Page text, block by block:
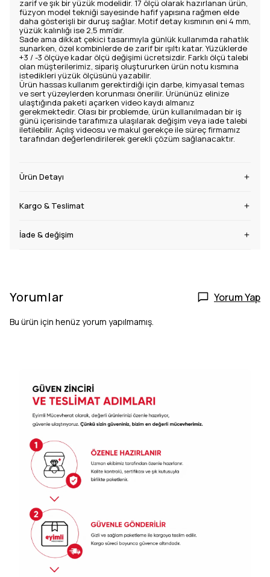
zarif ve şık bir yüzük modelidir. 17 ölçü olarak hazırlanan ürün,
füzyon model tekniği sayesinde hafif yapısına rağmen elde
daha gösterişli bir duruş sağlar. Motif detay kısmının eni 4 mm,
yüzük kalınlığı ise 2,5 mm’dir.
Sade ama dikkat çekici tasarımıyla günlük kullanımda rahatlık
sunarken, özel kombinlerde de zarif bir ışıltı katar. Yüzüklerde
+3 / -3 ölçüye kadar ölçü değişimi ücretsizdir. Farklı ölçü talebi
olan müşterilerimiz, sipariş oluştururken ürün notu kısmına
istedikleri yüzük ölçüsünü yazabilir.
Ürün hassas kullanım gerektirdiği için darbe, kimyasal temas
ve sert yüzeylerden korunması önerilir. Ürününüz elinize
ulaştığında paketi açarken video kaydı almanız
gerekmektedir. Olası bir problemde, ürün kullanılmadan bir iş
günü içerisinde tarafımıza ulaşılarak değişim veya iade talebi
iletilebilir. Açılış videosu ve makul gerekçe ile süreç firmamız
tarafından değerlendirilerek gerekli çözüm sağlanacaktır.
Ürün Detayı
Kargo & Teslimat
İade & değişim
Yorumlar Yorum Yap
Bu ürün için henüz yorum yapılmamış.